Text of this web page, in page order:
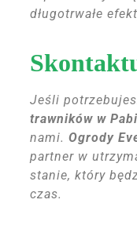
długotrwałe
Jeśli
trawników w
nami.Ogrody
partner w
stanie, który
czas.